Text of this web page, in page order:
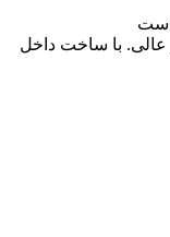
با ساخت داخل